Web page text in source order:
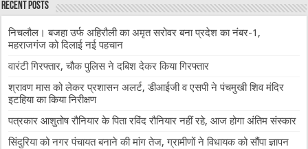
Recent Posts
निचलौल। बजहा उर्फ अहिरौली का अमृत सरोवर बना प्रदेश का नंबर-1,
महराजगंज को दिलाई नई पहचान
वारंटी गिरफ्तार, चौक पुलिस ने दबिश देकर किया गिरफ्तार
श्रावण मास को लेकर प्रशासन अलर्ट, डीआईजी व एसपी ने पंचमुखी शिव मंदिर
इटहिया का किया निरीक्षण
पत्रकार आशुतोष रौनियार के पिता रविंद रौनियार नहीं रहे, आज होगा अंतिम संस्कार
सिंदुरिया को नगर पंचायत बनाने की मांग तेज, ग्रामीणों ने विधायक को सौंपा ज्ञापन